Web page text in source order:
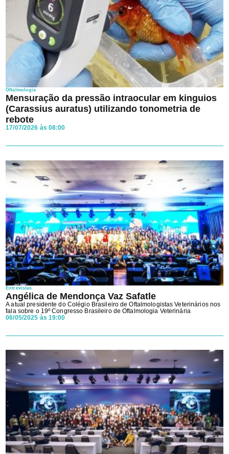
Oftalmologia
Mensuração da pressão intraocular em kinguios
(Carassius auratus) utilizando tonometria de
rebote
17/07/2026 às 08:00
Entrevistas
Angélica de Mendonça Vaz Safatle
A atual presidente do Colégio Brasileiro de Oftalmologistas Veterinários nos
fala sobre o 19º Congresso Brasileiro de Oftalmologia Veterinária
06/05/2025 às 19:00